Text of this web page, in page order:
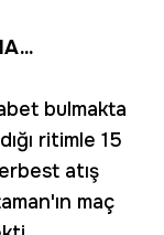
bulmakta
ritimle 15
atış
maç